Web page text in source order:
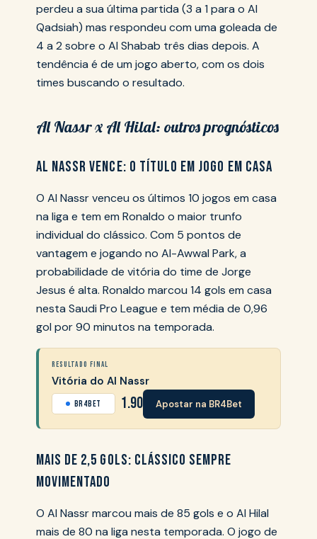
perdeu a sua última partida (3 a 1 para o Al
Qadsiah) mas respondeu com uma goleada de
4 a 2 sobre o Al Shabab três dias depois. A
tendência é de um jogo aberto, com os dois
times buscando o resultado.
Al Nassr x Al Hilal: outros prognósticos
AL NASSR VENCE: O TÍTULO EM JOGO EM CASA
O Al Nassr venceu os últimos 10 jogos em casa
na liga e tem em Ronaldo o maior trunfo
individual do clássico. Com 5 pontos de
vantagem e jogando no Al-Awwal Park, a
probabilidade de vitória do time de Jorge
Jesus é alta. Ronaldo marcou 14 gols em casa
nesta Saudi Pro League e tem média de 0,96
gol por 90 minutos na temporada.
RESULTADO FINAL
Vitória do Al Nassr
BR4Bet 1.90 Apostar na BR4Bet
MAIS DE 2,5 GOLS: CLÁSSICO SEMPRE
MOVIMENTADO
O Al Nassr marcou mais de 85 gols e o Al Hilal
mais de 80 na liga nesta temporada. O jogo de